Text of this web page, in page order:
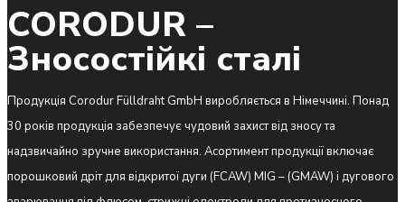
CORODUR –
Зносостійкі сталі
Продукція Corodur Fülldraht GmbH виробляється в Німеччині. Понад
30 років продукція забезпечує чудовий захист від зносу та
надзвичайно зручне використання. Асортимент продукції включає
порошковий дріт для відкритої дуги (FCAW) MIG – (GMAW) і дугового